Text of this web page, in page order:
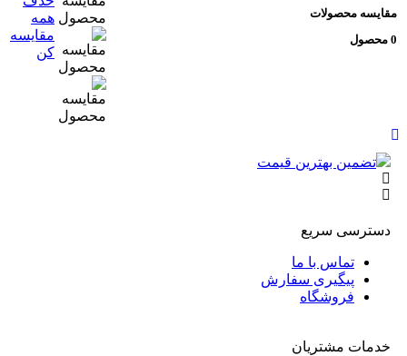
مقایسه محصولات
همه
مقایسه
کن
تضمین بهترین قیمت
دسترسی سریع
تماس با ما
پیگیری سفارش
فروشگاه
خدمات مشتریان